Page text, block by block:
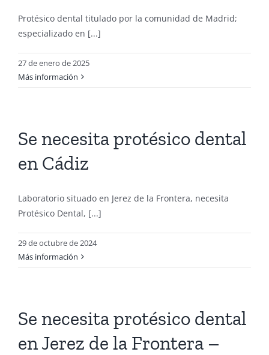
Protésico dental titulado por la comunidad de Madrid;
especializado en [...]
27 de enero de 2025
Más información
Se necesita protésico dental
en Cádiz
Laboratorio situado en Jerez de la Frontera, necesita
Protésico Dental, [...]
29 de octubre de 2024
Más información
Se necesita protésico dental
en Jerez de la Frontera –